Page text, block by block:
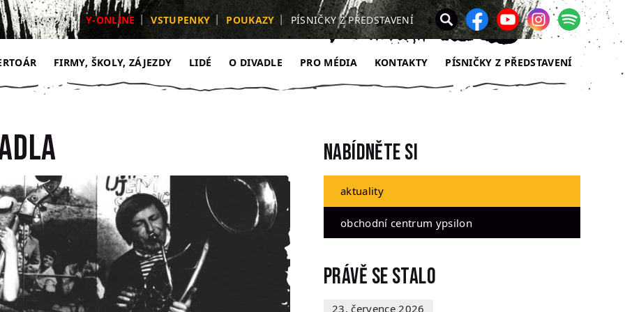
FIRMY, ŠKOLY, ZÁJEZDY LIDÉ O DIVADLE PRO MÉDIA KONTAKTY PÍSNIČKY Z PŘEDSTAVENÍ
ZPRAVODAJ Y-ONLINE VSTUPENKY POUKAZY PÍSNIČKY Z PŘEDSTAVENÍ
Nabídněte si
aktuality
obchodní centrum ypsilon
Právě se stalo
23. července 2026